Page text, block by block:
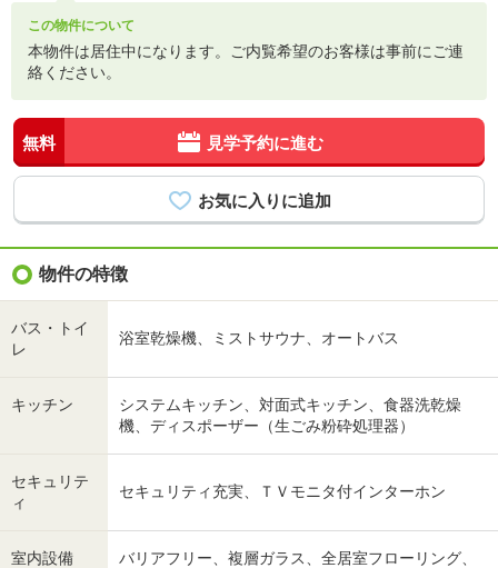
この物件について
本物件は居住中になります。ご内覧希望のお客様は事前にご連
絡ください。
無料 見学予約に進む
物件の特徴
バス・トイ
レ
浴室乾燥機、ミストサウナ、オートバス
キッチン
システムキッチン、対面式キッチン、食器洗乾燥
機、ディスポーザー（生ごみ粉砕処理器）
セキュリテ
ィ
セキュリティ充実、ＴＶモニタ付インターホン
室内設備
バリアフリー、複層ガラス、全居室フローリング、